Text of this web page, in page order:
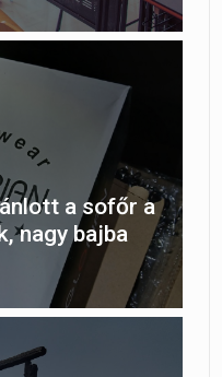
a sofőr a
nagy bajba